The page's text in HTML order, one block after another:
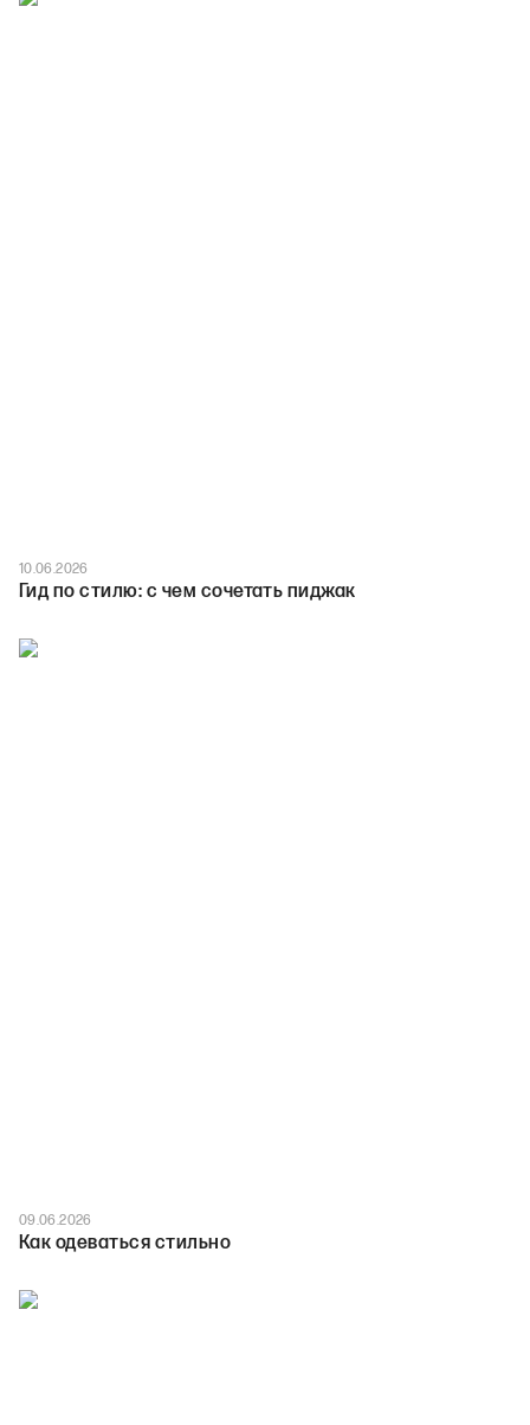
10.06.2026
Гид по стилю: с чем сочетать пиджак
09.06.2026
Как одеваться стильно